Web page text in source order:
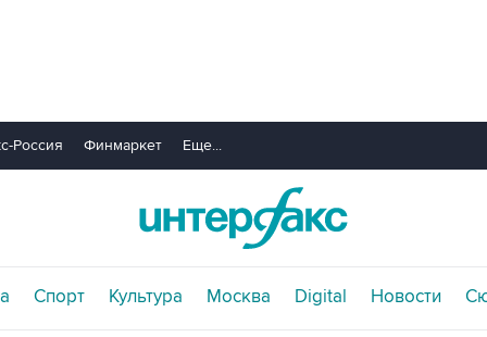
Россия Финмаркет Еще...
Спорт Культура Москва Digital Новости